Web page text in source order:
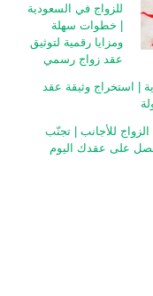
للزواج في السعودية
| خطوات سهلة
ومزايا رقمية لتوثيق
عقد زواج رسمي
| استخراج وثيقة عقد
للأجانب | تجنّب
على عقدك اليوم